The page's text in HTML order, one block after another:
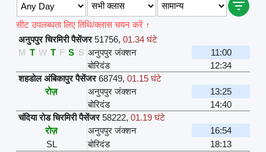
सीट उपलब्धता लिए तिथि/क्लास चयन करें ↑
अनुपपुर चिरमिरी पैसेंजर 51756, 01.34 घंटे
M T W T F S S अनुपपुर जंक्शन
11:00
बोरिदंड
12:34
शहडोल अंबिकापुर पैसेंजर 68749, 01.15 घंटे
रोज़
अनुपपुर जंक्शन
13:25
बोरिदंड
14:40
चंदिया रोड चिरमिरी पैसेंजर 58222, 01.19 घंटे
रोज़
अनुपपुर जंक्शन
16:54
SL
बोरिदंड
18:13